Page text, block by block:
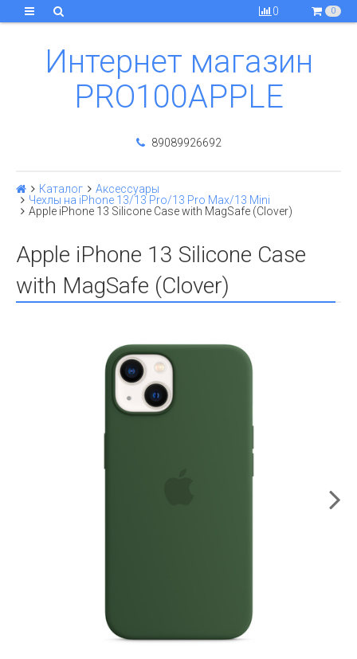
0 0
Интернет магазин
PRO100APPLE
89089926692
Каталог
Аксессуары
Чехлы на iPhone 13/13 Pro/13 Pro Max/13 Mini
Apple iPhone 13 Silicone Case with MagSafe (Clover)
Apple iPhone 13 Silicone Case
with MagSafe (Clover)